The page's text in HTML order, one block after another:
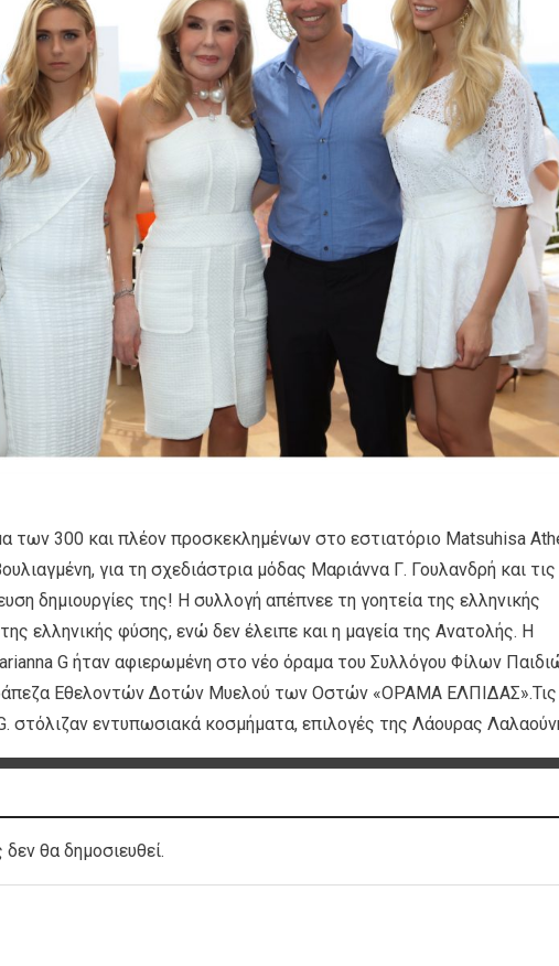
των 300 και πλέον προσκεκλημένων στο εστιατόριο Matsuhisa
για τη σχεδιάστρια μόδας Μαριάννα Γ. Γουλανδρή και τις
δημιουργίες της! Η συλλογή απέπνεε τη γοητεία της ελληνικής
ελληνικής φύσης, ενώ δεν έλειπε και η μαγεία της Ανατολής. Η
G ήταν αφιερωμένη στο νέο όραμα του Συλλόγου Φίλων
Εθελοντών Δοτών Μυελού των Οστών «ΟΡΑΜΑ ΕΛΠΙΔΑΣ».Τις
στόλιζαν εντυπωσιακά κοσμήματα, επιλογές της Λάουρας
θα δημοσιευθεί.